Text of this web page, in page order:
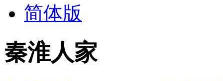
简体版
秦淮人家